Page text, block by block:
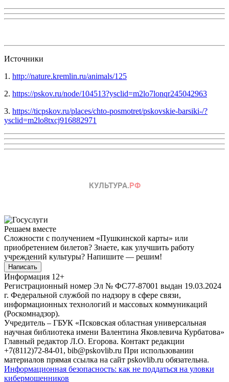
Источники
1. http://nature.kremlin.ru/animals/125
2. https://pskov.ru/node/104513?ysclid=m2lo7lonqr245042963
3. https://ticpskov.ru/places/chto-posmotret/pskovskie-barsiki-/?
ysclid=m2lo8txcj916882971
Решаем вместе
Сложности с получением «Пушкинской карты» или
приобретением билетов? Знаете, как улучшить работу
учреждений культуры? Напишите — решим!
Написать
Информация 12+
Регистрационный номер Эл № ФС77-87001 выдан 19.03.2024
г. Федеральной службой по надзору в сфере связи,
информационных технологий и массовых коммуникаций
(Роскомнадзор).
Учредитель – ГБУК «Псковская областная универсальная
научная библиотека имени Валентина Яковлевича Курбатова»
Главный редактор Л.О. Егорова. Контакт редакции
+7(8112)72-84-01, bib@pskovlib.ru При использовании
материалов прямая ссылка на сайт pskovlib.ru обязательна.
Информационная безопасность: как не поддаться на уловки
кибермошенников